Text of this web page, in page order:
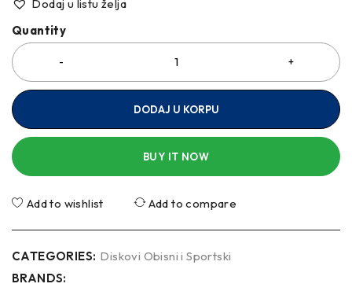
Dodaj u listu želja
Quantity
DODAJ U KORPU
BUY IT NOW
Add to wishlist Add to compare
CATEGORIES: Diskovi Obisni i Sportski
BRANDS: